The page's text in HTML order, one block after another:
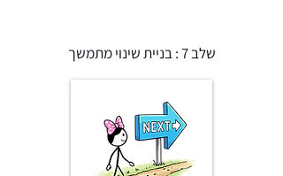
שלב 7 : בניית שינוי מתמשך